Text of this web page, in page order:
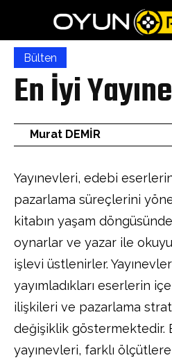
Bülten
En İyi
Murat DEMİR
Yayınevleri, edebi
pazarlama süreçlerini
kitabın yaşam
oynarlar ve yazar ile
işlevi üstlenirler.
yayımladıkları eserlerin
ilişkileri ve pazarlama
değişiklik göstermektedir.
yayınevleri, farklı